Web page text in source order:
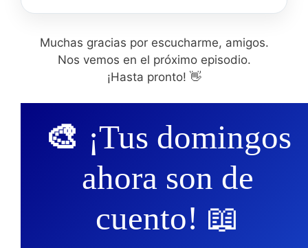
Muchas gracias por escucharme, amigos.
Nos vemos en el próximo episodio.
¡Hasta pronto! 👋
🎨 ¡Tus domingos
ahora son de
cuento! 📖